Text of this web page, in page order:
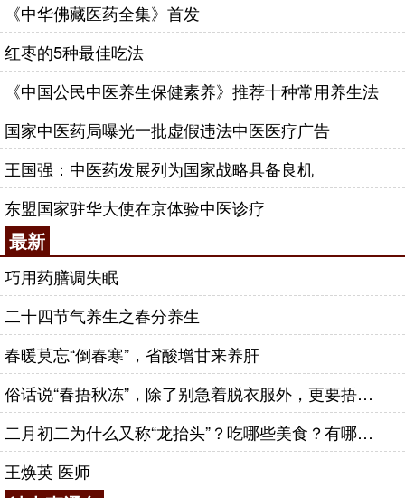
《中华佛藏医药全集》首发
红枣的5种最佳吃法
《中国公民中医养生保健素养》推荐十种常用养生法
国家中医药局曝光一批虚假违法中医医疗广告
王国强：中医药发展列为国家战略具备良机
东盟国家驻华大使在京体验中医诊疗
最新
巧用药膳调失眠
二十四节气养生之春分养生
春暖莫忘“倒春寒”，省酸增甘来养肝
俗话说“春捂秋冻”，除了别急着脱衣服外，更要捂好这几个穴位
二月初二为什么又称“龙抬头”？吃哪些美食？有哪些习俗？带你一并了解！
王焕英 医师